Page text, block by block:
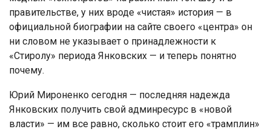
правительстве, у них вроде «чистая» история — в
официальной биографии на сайте своего «центра» он
ни словом не указывает о принадлежности к
«Стиролу» периода Янковских — и теперь понятно
почему.
Юрий Мироненко сегодня — последняя надежда
Янковских получить свой админресурс в «новой
власти» — им все равно, сколько стоит его «трамплин»